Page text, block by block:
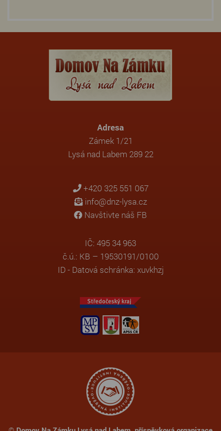
Adresa
Zámek 1/21
Lysá nad Labem 289 22
+420 325 551 067
info@dnz-lysa.cz
Navštivte náš FB
IČ: 495 34 963
č.ú.: KB – 19530191/0100
ID - Datová schránka: xuvkhzj